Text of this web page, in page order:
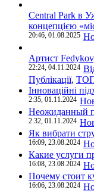
Central Park в
концепцією
20:46, 01.08.2025
Артист
22:24, 04.11.2024
Публікації,
Інноваційні
2:35, 01.11.2024
Неожиданный
2:32, 01.11.2024
Як вибрати
16:09, 23.08.2024
Какие услуги
16:08, 23.08.2024
Почему стоит
16:06, 23.08.2024